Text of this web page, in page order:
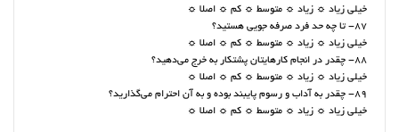
خیلی زیاد ☼ زیاد ☼ متوسط ☼ کم ☼ اصلا ☼
87- تا چه حد فرد صرفه جویی هستید؟
خیلی زیاد ☼ زیاد ☼ متوسط ☼ کم ☼ اصلا ☼
88- چقدر در انجام کارهایتان پشتکار به خرج می‌دهید؟
خیلی زیاد ☼ زیاد ☼ متوسط ☼ کم ☼ اصلا ☼
89- چقدر به آداب و رسوم پایبند بوده و به آن احترام می‌گذارید؟
خیلی زیاد ☼ زیاد ☼ متوسط ☼ کم ☼ اصلا ☼